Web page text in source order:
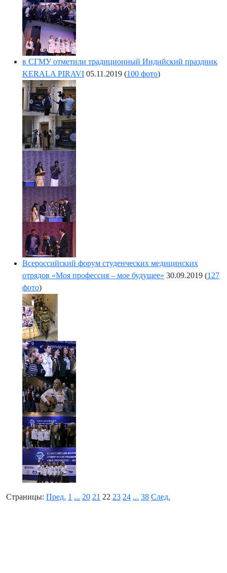
в СГМУ отметили традиционный Индийский праздник
KERALA PIRAVI 05.11.2019 (100 фото)
Всероссийский форум студенческих медицинских
отрядов «Моя профессия – мое будущее» 30.09.2019 (127
фото)
Страницы: Пред. 1 ... 20 21 22 23 24 ... 38 След.